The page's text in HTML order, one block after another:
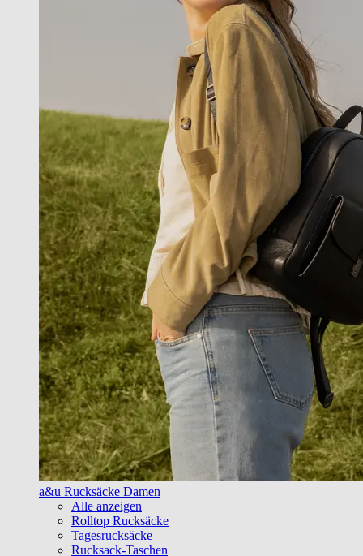
a&u Rucksäcke Damen
Alle anzeigen
Rolltop Rucksäcke
Tagesrucksäcke
Rucksack-Taschen